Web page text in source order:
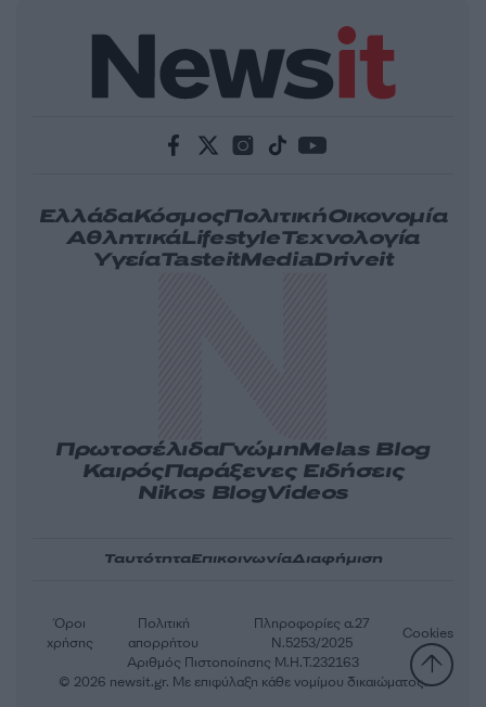
ΕλλάδαΚόσμοςΠολιτικήΟικονομία
ΑθλητικάLifestyleΤεχνολογία
ΥγείαTasteitMediaDriveit
ΠρωτοσέλιδαΓνώμηMelas Blog
ΚαιρόςΠαράξενες Ειδήσεις
Nikos BlogVideos
ΤαυτότηταΕπικοινωνίαΔιαφήμιση
Αριθμός Πιστοποίησης Μ.Η.Τ.232163
Όροι
χρήσης
Πολιτική
απορρήτου
Πληροφορίες α.27
Ν.5253/2025
Cookies
© 2026 newsit.gr. Με επιφύλαξη κάθε νομίμου δικαιώματος.